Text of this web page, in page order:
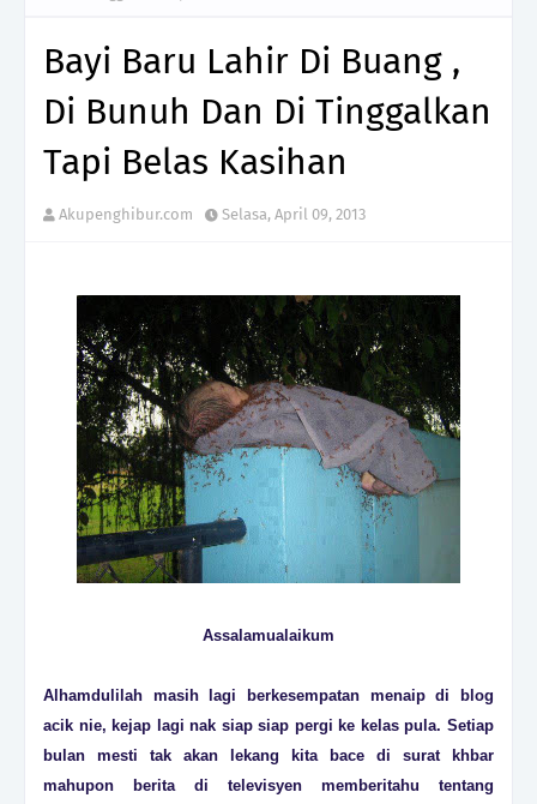
Bayi Baru Lahir Di Buang ,
Di Bunuh Dan Di Tinggalkan
Tapi Belas Kasihan
Akupenghibur.com Selasa, April 09, 2013
Assalamualaikum
Alhamdulilah masih lagi berkesempatan menaip di blog
acik nie, kejap lagi nak siap siap pergi ke kelas pula. Setiap
bulan mesti tak akan lekang kita bace di surat khbar
mahupon berita di televisyen memberitahu tentang